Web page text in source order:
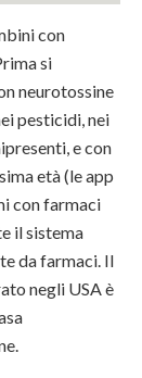
con
si
neurotossine
pesticidi, nei
e con
età (le app
con farmaci
il sistema
da farmaci. Il
negli USA è